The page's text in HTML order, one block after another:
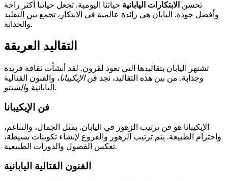
تحسن الابتكارات اليابانية حياتنا اليومية. تجعل حياتنا أكثر راحة
وأفضل جودة. اليابان هي رائدة عالمية في الابتكار، تجمع بين التقليد
والحداثة.
التقاليد العريقة
تشتهر اليابان بتقاليدها التي تعود لقرون. لقد أنشأت ثقافة فريدة
وجذابة. من بين هذه التقاليد، نجد فنالإيكيبانا، والفنون القتالية
اليابانية والشنتو .
فن الإيكيبانا
الإيكيبانا هو فن ترتيب الزهور في اليابان. يمثل الجمال، والتناغم،
واحترام الطبيعة. يتم ترتيب الزهور والفروع لإنشاء تكوينات بسيطة،
تعكس الفصول والدورات الطبيعية.
الفنون القتالية اليابانية